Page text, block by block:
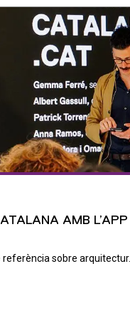
AMB L’APP
sobre arquitectur...